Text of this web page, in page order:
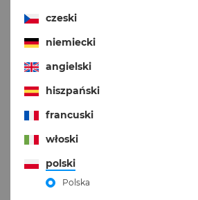
Darmowa dostawa
czeski
niemiecki
angielski
hiszpański
francuski
włoski
polski
Polska